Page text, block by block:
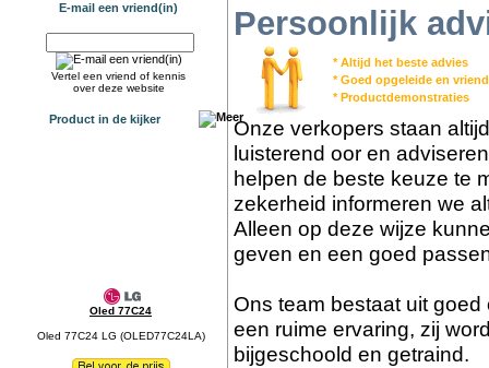
E-mail een vriend(in)
Vertel een vriend of kennis
over deze website
Product in de kijker
Oled 77C24
Oled 77C24 LG (OLED77C24LA)
Persoonlijk
* Altijd het beste advies
* Goed opgeleide en
* Productdemonstraties
Onze verkopers staan
luisterend oor en
helpen de beste keuze te
zekerheid informeren we
Alleen op deze wijze
geven en een goed
Ons team bestaat uit
een ruime ervaring, zij
bijgeschoold en getraind.